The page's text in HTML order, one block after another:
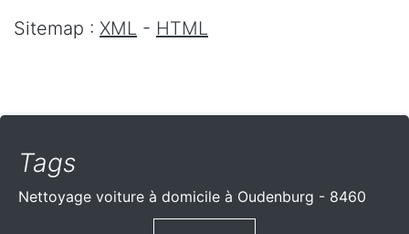
Sitemap : XML - HTML
Tags
Nettoyage voiture à domicile à Oudenburg - 8460